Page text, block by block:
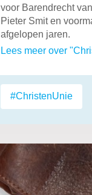
voor Barendrecht
Pieter Smit en
afgelopen jaren.
Lees meer over
Labels:
#ChristenUnie